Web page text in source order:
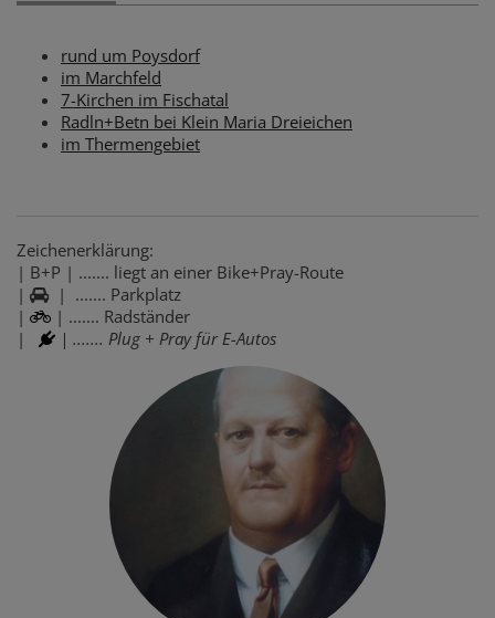
rund um Poysdorf
im Marchfeld
7-Kirchen im Fischatal
Radln+Betn bei Klein Maria Dreieichen
im Thermengebiet
Zeichenerklärung:
| B+P | ....... liegt an einer Bike+Pray-Route
|
| ....... Parkplatz
|
| ....... Radständer
|
| ....... Plug + Pray für E-Autos